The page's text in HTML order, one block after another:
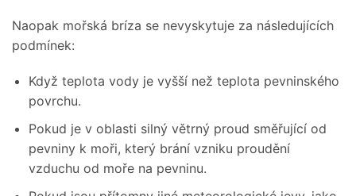
Naopak mořská bríza se nevyskytuje za následujících
podmínek:
Když teplota vody je vyšší než teplota pevninského
povrchu.
Pokud je v oblasti silný větrný proud směřující od
pevniny k moři, který brání vzniku proudění
vzduchu od moře na pevninu.